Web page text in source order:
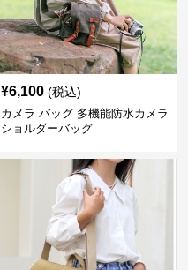
¥6,100 (税込)
カメラ バッグ 多機能防水カメラ
ショルダーバッグ